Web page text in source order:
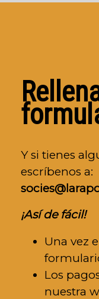
Y si tienes
escríbenos a:
¡Así de fácil!
Una vez
Los
nuestra